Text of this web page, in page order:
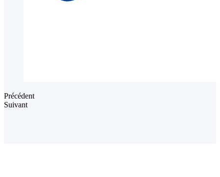
Précédent
Suivant